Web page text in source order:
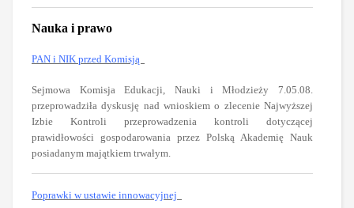
Nauka i prawo
PAN i NIK przed Komisją
Sejmowa Komisja Edukacji, Nauki i Młodzieży 7.05.08.
przeprowadziła dyskusję nad wnioskiem o zlecenie Najwyższej
Izbie Kontroli przeprowadzenia kontroli dotyczącej
prawidłowości gospodarowania przez Polską Akademię Nauk
posiadanym majątkiem trwałym.
Poprawki w ustawie innowacyjnej